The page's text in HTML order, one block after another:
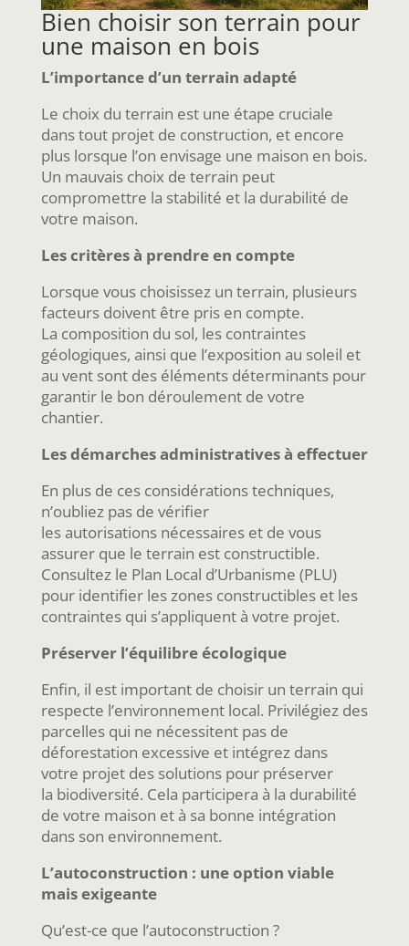
Bien choisir son terrain pour
une maison en bois
L’importance d’un terrain adapté
Le choix du terrain est une étape cruciale
dans tout projet de construction, et encore
plus lorsque l’on envisage une maison en bois.
Un mauvais choix de terrain peut
compromettre la stabilité et la durabilité de
votre maison.
Les critères à prendre en compte
Lorsque vous choisissez un terrain, plusieurs
facteurs doivent être pris en compte.
La composition du sol, les contraintes
géologiques, ainsi que l’exposition au soleil et
au vent sont des éléments déterminants pour
garantir le bon déroulement de votre
chantier.
Les démarches administratives à effectuer
En plus de ces considérations techniques,
n’oubliez pas de vérifier
les autorisations nécessaires et de vous
assurer que le terrain est constructible.
Consultez le Plan Local d’Urbanisme (PLU)
pour identifier les zones constructibles et les
contraintes qui s’appliquent à votre projet.
Préserver l’équilibre écologique
Enfin, il est important de choisir un terrain qui
respecte l’environnement local. Privilégiez des
parcelles qui ne nécessitent pas de
déforestation excessive et intégrez dans
votre projet des solutions pour préserver
la biodiversité. Cela participera à la durabilité
de votre maison et à sa bonne intégration
dans son environnement.
L’autoconstruction : une option viable
mais exigeante
Qu’est-ce que l’autoconstruction ?